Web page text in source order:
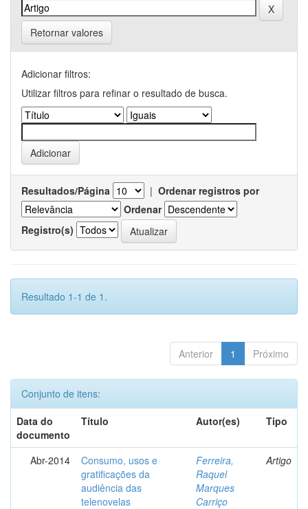
Retornar valores
Adicionar filtros:
Utilizar filtros para refinar o resultado de busca.
Resultados/Página | Ordenar registros por
Ordenar
Registro(s)
Resultado 1-1 de 1.
Anterior 1 Próximo
Conjunto de itens:
Data do
documento
Título Autor(es) Tipo
Abr-2014
Consumo, usos e
gratificações da
audiência das
telenovelas
Ferreira,
Raquel
Marques
Carriço
Artigo